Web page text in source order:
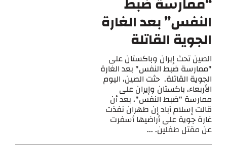
النفس” بعد الغارة
الجوية القاتلة
الصين تحث إيران وباكستان على
"ممارسة ضبط النفس" بعد الغارة
الجوية القاتلة. حثت الصين، اليوم
الأربعاء، باكستان وإيران على
ممارسة "ضبط النفس"، بعد أن
قالت إسلام آباد إن طهران نفذت
غارة جوية على أراضيها أسفرت
عن مقتل طفلين. ...